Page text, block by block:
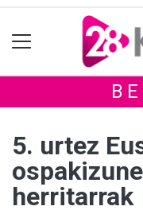
5. urtez
herritarrak